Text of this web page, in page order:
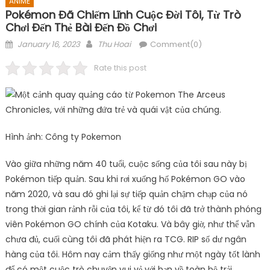
Pokémon Đã Chiếm Lĩnh Cuộc Đời Tôi, Từ Trò
Chơi Đến Thẻ Bài Đến Đồ Chơi
Posted
January 16, 2023 Author
Thu Hoai Comment(0)
Rate this post
Hình ảnh: Công ty Pokemon
Vào giữa những năm 40 tuổi, cuộc sống của tôi sau này bị
Pokémon tiếp quản. Sau khi rơi xuống hố Pokémon GO vào
năm 2020, và sau đó ghi lại sự tiếp quản chậm chạp của nó
trong thời gian rảnh rỗi của tôi, kể từ đó tôi đã trở thành phóng
viên Pokémon GO chính của Kotaku. Và bây giờ, như thể vẫn
chưa đủ, cuối cùng tôi đã phát hiện ra TCG. RIP số dư ngân
hàng của tôi. Hôm nay cảm thấy giống như một ngày tốt lành